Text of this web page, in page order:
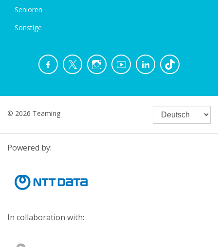
Senioren
Sonstige
© 2026 Teaming
Powered by:
In collaboration with: